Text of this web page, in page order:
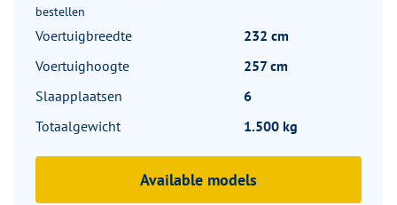
bestellen
Voertuigbreedte
232 cm
Voertuighoogte
257 cm
Slaapplaatsen
6
Totaalgewicht
1.500 kg
Available models